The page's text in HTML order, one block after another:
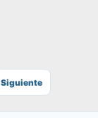
Siguiente